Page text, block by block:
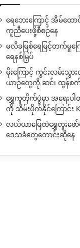
ရေဘေးကြောင့် အိမ်ထော
ကူညီပေးဖို့စီစဉ်နေ
မလိခမြစ်ရေမြင့်တက်မှုက
ရေနစ်မြှပ်
မိုးကြောင့် ကွင်းလမ်းသွာ
ယာဉ်တွေကို ဆင်၊ ထွန်စ
ရွှေကူတိုက်ပွဲမှာ အရေးပါ
ကို သိမ်းပိုက်နိုင်ကြောင်း
လယ်ယာမြေထဲရွှေတူးဖေ
ဒေသခံတွေတောင်းဆိုနေ